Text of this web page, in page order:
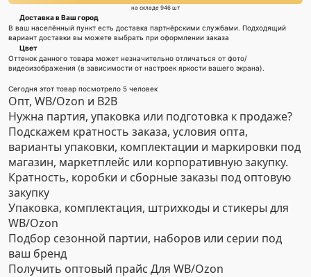
на складе 946 шт
Доставка в Ваш город
В ваш населённый пункт есть доставка партнёрскими службами. Подходящий
вариант доставки вы можете выбрать при оформлении заказа
Цвет
Оттенок данного товара может незначительно отличаться от фото/
видеоизображения (в зависимости от настроек яркости вашего экрана).
Сегодня этот товар посмотрело 5 человек
Опт, WB/Ozon и B2B
Нужна партия, упаковка или подготовка к продаже?
Подскажем кратность заказа, условия опта,
варианты упаковки, комплектации и маркировки под
магазин, маркетплейс или корпоративную закупку.
Кратность, коробки и сборные заказы под оптовую
закупку
Упаковка, комплектация, штрихкоды и стикеры для
WB/Ozon
Подбор сезонной партии, наборов или серии под
ваш бренд
Получить оптовый прайс Для WB/Ozon